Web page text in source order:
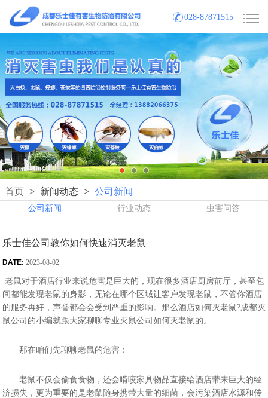
028-87871515
首页 > 新闻动态 > 公司新闻
公司新闻 行业动态 虫害问答
乐士佳公司教你如何快速消灭老鼠
DATE: 2023-08-02
老鼠对于酒店行业来说危害是巨大的，现在很多酒店厨房前厅，甚至包
间都能发现老鼠的身影，无论在哪个区域让客户发现老鼠，不管你酒店
的服务再好，声誉都会会受到严重的影响。那么酒店如何灭老鼠?成都灭
鼠公司的小编就跟大家聊聊专业灭鼠公司如何灭老鼠的。
那在咱们先聊聊老鼠的危害：
老鼠不仅会偷食食物，还会啃咬家具物品直接给酒店带来巨大的经
济损失，更为重要的是老鼠随身携带大量的细菌，会污染酒店水源和传